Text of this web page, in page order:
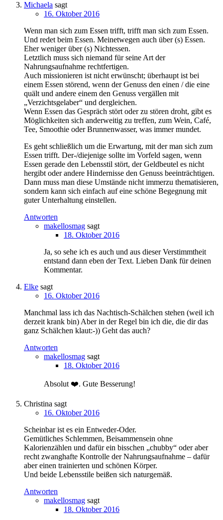
Michaela sagt
16. Oktober 2016
Wenn man sich zum Essen trifft, trifft man sich zum Essen.
Und redet beim Essen. Meinetwegen auch über (s) Essen.
Eher weniger über (s) Nichtessen.
Letztlich muss sich niemand für seine Art der
Nahrungsaufnahme rechtfertigen.
Auch missionieren ist nicht erwünscht; überhaupt ist bei
einem Essen störend, wenn der Genuss den einen / die eine
quält und andere einem den Genuss vergällen mit
„Verzichtsgelaber“ und dergleichen.
Wenn Essen das Gespräch stört oder zu stören droht, gibt es
Möglichkeiten sich anderweitig zu treffen, zum Wein, Café,
Tee, Smoothie oder Brunnenwasser, was immer mundet.
Es geht schließlich um die Erwartung, mit der man sich zum
Essen trifft. Der-/diejenige sollte im Vorfeld sagen, wenn
Essen gerade den Lebensstil stört, der Geldbeutel es nicht
hergibt oder andere Hindernisse den Genuss beeinträchtigen.
Dann muss man diese Umstände nicht immerzu thematisieren,
sondern kann sich einfach auf eine schöne Begegnung mit
guter Unterhaltung einstellen.
Antworten
makellosmag sagt
18. Oktober 2016
Ja, so sehe ich es auch und aus dieser Verstimmtheit
entstand dann eben der Text. Lieben Dank für deinen
Kommentar.
Elke sagt
16. Oktober 2016
Manchmal lass ich das Nachtisch-Schälchen stehen (weil ich
derzeit krank bin) Aber in der Regel bin ich die, die dir das
ganz Schälchen klaut:-)) Geht das auch?
Antworten
makellosmag sagt
18. Oktober 2016
Absolut ❤️. Gute Besserung!
Christina sagt
16. Oktober 2016
Scheinbar ist es ein Entweder-Oder.
Gemütliches Schlemmen, Beisammensein ohne
Kalorienzählen und dafür ein bisschen „chubby“ oder aber
recht zwanghafte Kontrolle der Nahrungsaufnahme – dafür
aber einen trainierten und schönen Körper.
Und beide Lebensstile beißen sich naturgemäß.
Antworten
makellosmag sagt
18. Oktober 2016